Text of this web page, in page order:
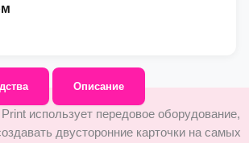
Описание
использует передовое оборудование,
двусторонние карточки на самых